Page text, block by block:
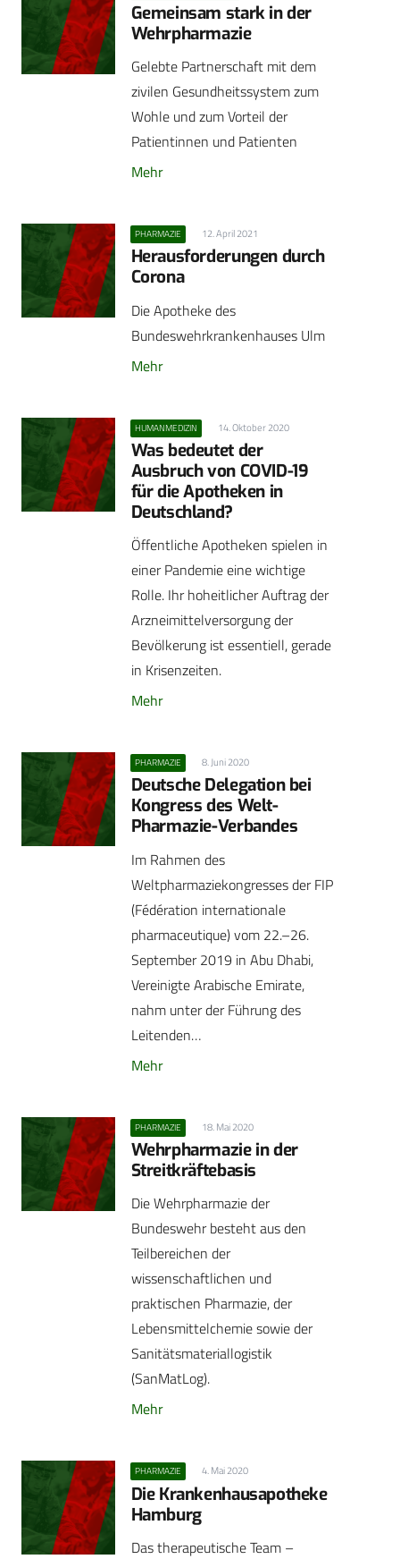
Gemeinsam stark in der
Wehrpharmazie
Gelebte Partnerschaft mit dem
zivilen Gesundheitssystem zum
Wohle und zum Vorteil der
Patientinnen und Patienten
Mehr
PHARMAZIE 12. April 2021
Herausforderungen durch
Corona
Die Apotheke des
Bundeswehrkrankenhauses Ulm
Mehr
HUMANMEDIZIN 14. Oktober 2020
Was bedeutet der
Ausbruch von COVID-19
für die ­Apotheken in
Deutschland?
Öffentliche Apotheken spielen in
einer Pandemie eine wichtige
Rolle. Ihr hoheitlicher Auftrag der
Arzneimittelversorgung der
Bevölkerung ist essentiell, gerade
in Krisenzeiten.
Mehr
PHARMAZIE 8. Juni 2020
Deutsche Delegation bei
Kongress des Welt-
Pharmazie-Verbandes
Im Rahmen des
Weltpharmaziekongresses der FIP
(Fédération internationale
pharmaceutique) vom 22.–26.
September 2019 in Abu Dhabi,
Vereinigte Arabische Emirate,
nahm unter der Führung des
Leitenden…
Mehr
PHARMAZIE 18. Mai 2020
Wehrpharmazie in der
Streitkräftebasis
Die Wehrpharmazie der
Bundeswehr besteht aus den
Teilbereichen der
wissenschaftlichen und
praktischen Pharmazie, der
Lebensmittelchemie sowie der
Sanitätsmateriallogistik
(SanMatLog).
Mehr
PHARMAZIE 4. Mai 2020
Die Krankenhausapotheke
Hamburg
Das therapeutische Team –